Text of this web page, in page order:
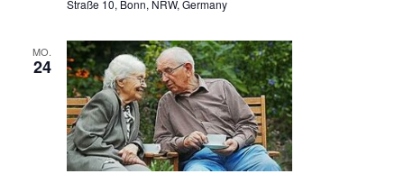
Straße 10, Bonn, NRW, Germany
MO.
24